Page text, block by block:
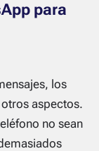
para
los
aspectos.
no sean